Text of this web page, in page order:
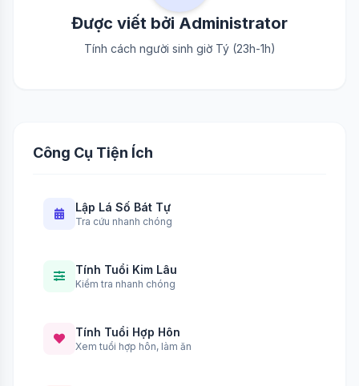
Được viết bởi Administrator
Tính cách người sinh giờ Tý (23h-1h)
Công Cụ Tiện Ích
Lập Lá Số Bát Tự
Tra cứu nhanh chóng
Tính Tuổi Kim Lâu
Kiểm tra nhanh chóng
Tính Tuổi Hợp Hôn
Xem tuổi hợp hôn, làm ăn